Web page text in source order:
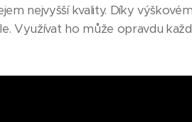
nejvyšší kvality. Díky
Využívat ho může opravdu